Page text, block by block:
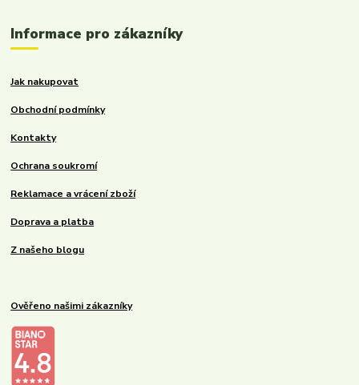
Informace pro zákazníky
Jak nakupovat
Obchodní podmínky
Kontakty
Ochrana soukromí
Reklamace a vrácení zboží
Doprava a platba
Z našeho blogu
Ověřeno našimi zákazníky